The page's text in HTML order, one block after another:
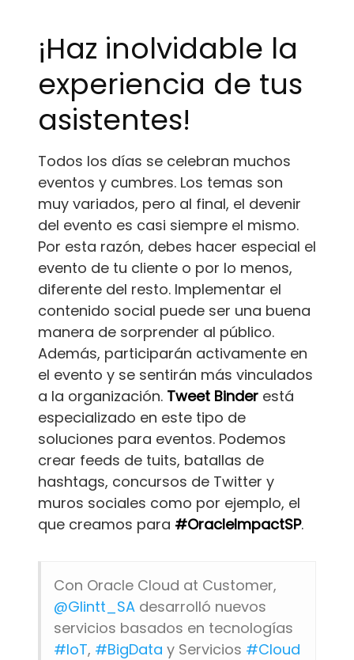
¡Haz inolvidable la
experiencia de tus
asistentes!
Todos los días se celebran muchos
eventos y cumbres. Los temas son
muy variados, pero al final, el devenir
del evento es casi siempre el mismo.
Por esta razón, debes hacer especial el
evento de tu cliente o por lo menos,
diferente del resto. Implementar el
contenido social puede ser una buena
manera de sorprender al público.
Además, participarán activamente en
el evento y se sentirán más vinculados
a la organización. Tweet Binder está
especializado en este tipo de
soluciones para eventos. Podemos
crear feeds de tuits, batallas de
hashtags, concursos de Twitter y
muros sociales como por ejemplo, el
que creamos para #OracleImpactSP.
Con Oracle Cloud at Customer,
@Glintt_SA desarrolló nuevos
servicios basados en tecnologías
#IoT, #BigData y Servicios #Cloud